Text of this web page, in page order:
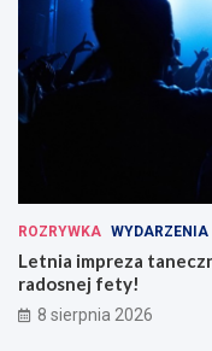
ROZRYWKA WYDARZENIA
Letnia impreza
radosnej fety!
8 sierpnia 2026